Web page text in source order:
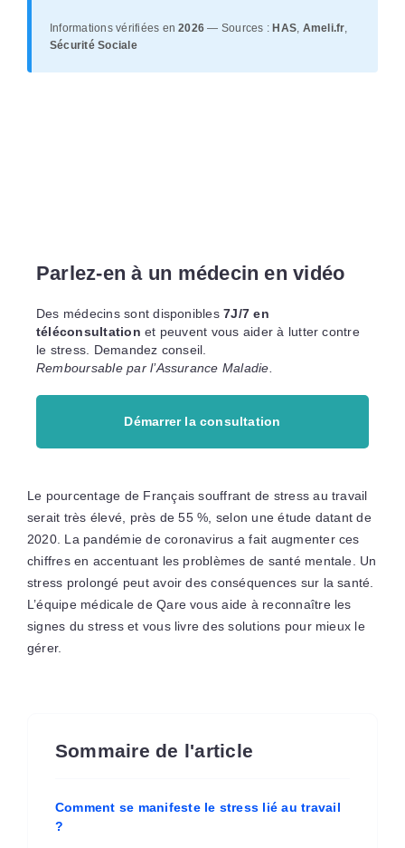
Informations vérifiées en2026 — Sources : HAS, Ameli.fr,
Sécurité Sociale
Parlez-en à un médecin en vidéo
Des médecins sont disponibles7J/7 en
téléconsultation et peuvent vous aider à lutter contre
le stress. Demandez conseil.
Remboursable par l’Assurance Maladie.
Démarrer la consultation
Le pourcentage de Français souffrant de stress au travail
serait très élevé, près de 55 %, selon une étude datant de
2020. La pandémie de coronavirus a fait augmenter ces
chiffres en accentuant les problèmes de santé mentale. Un
stress prolongé peut avoir des conséquences sur la santé.
L’équipe médicale de Qare vous aide à reconnaître les
signes du stress et vous livre des solutions pour mieux le
gérer.
Sommaire de l'article
Comment se manifeste le stress lié au travail
?